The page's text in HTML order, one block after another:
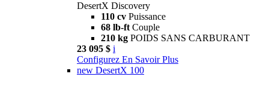
DesertX Discovery
110 cv Puissance
68 lb-ft Couple
210 kg POIDS SANS CARBURANT
23 095 $ i
Configurez En Savoir Plus
new DesertX 100